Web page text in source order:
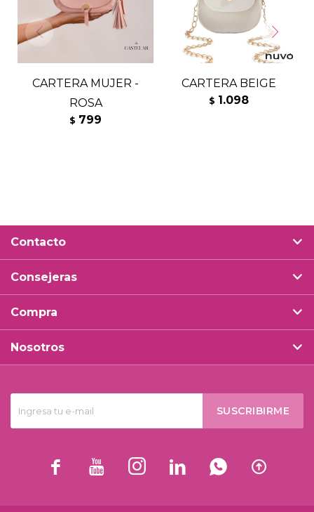
CARTERA MUJER -
ROSA
$ 799
CARTERA BEIGE
$ 1.098
SUSCRIBIRME
     
Contacto
Consejeras
Compra
Nosotros